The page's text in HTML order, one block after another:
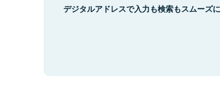
デジタルアドレスで入力も検索もスムーズ